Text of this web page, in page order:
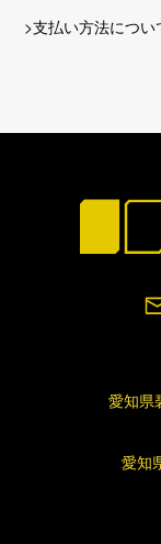
>支払い方法につい
愛知県
愛知